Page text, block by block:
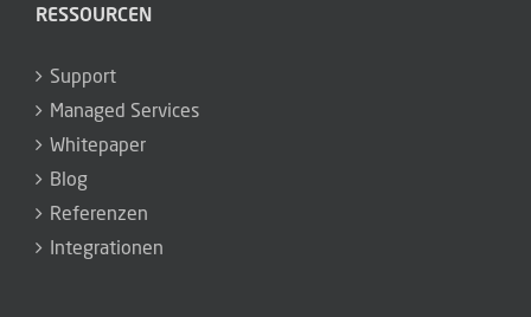
RESSOURCEN
Support
Managed Services
Whitepaper
Blog
Referenzen
Integrationen